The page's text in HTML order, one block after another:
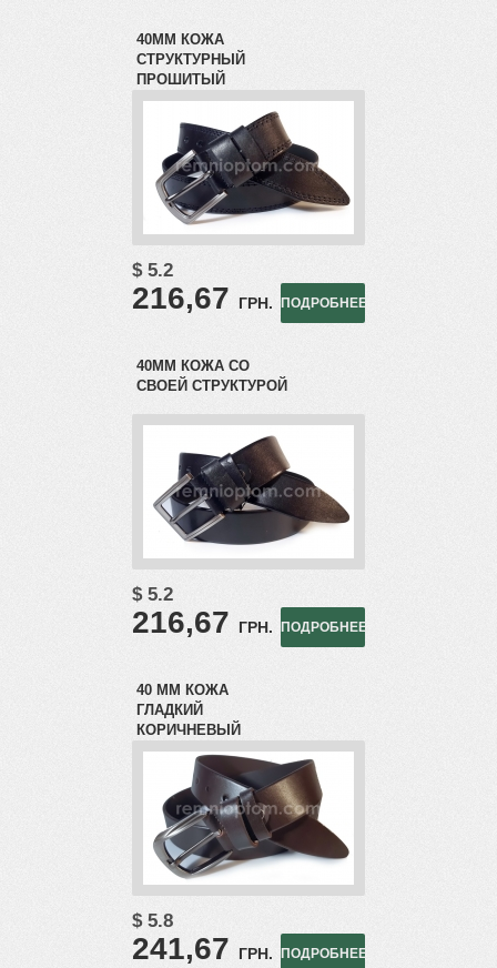
40ММ КОЖА
СТРУКТУРНЫЙ
ПРОШИТЫЙ
$ 5.2
216,67 ГРН. ПОДРОБНЕЕ
40ММ КОЖА СО
СВОЕЙ СТРУКТУРОЙ
$ 5.2
216,67 ГРН. ПОДРОБНЕЕ
40 ММ КОЖА
ГЛАДКИЙ
КОРИЧНЕВЫЙ
$ 5.8
241,67 ГРН. ПОДРОБНЕЕ